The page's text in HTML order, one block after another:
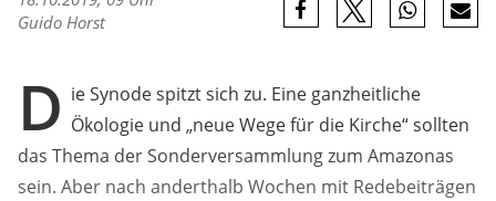
Guido Horst
D ie Synode spitzt sich zu. Eine ganzheitliche
Ökologie und „neue Wege für die Kirche“ sollten
das Thema der Sonderversammlung zum Amazonas
sein. Aber nach anderthalb Wochen mit Redebeiträgen